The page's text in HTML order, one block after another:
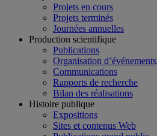
Projets en cours
Projets terminés
Journées annuelles
Production scientifique
Publications
Organisation d’événements
Communications
Rapports de recherche
Bilan des réalisations
Histoire publique
Expositions
Sites et contenus Web